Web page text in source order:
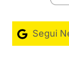
Segui